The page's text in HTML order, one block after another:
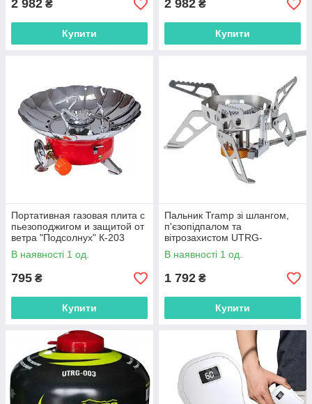
2 982 ₴
Купити
2 982 ₴
Купити
Портативная газовая плита с
пьезоподжигом и защитой от
ветра "Подсолнух" К-203
В наявності 1 од.
795 ₴
Купити
Пальник Tramp зі шлангом,
п'єзопідпалом та
вітрозахистом UTRG-
046,UTRG-046
В наявності 1 од.
1 792 ₴
Купити